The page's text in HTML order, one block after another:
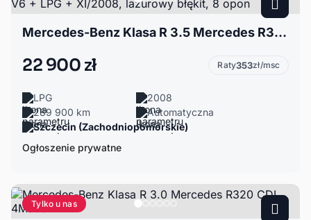
Mercedes-Benz Klasa R 3.5 Mercedes R350 4MATIC V6 + LPG + XI/2008, lazurowy błękit, 8 opon
22 900 zł Raty353zł/msc
LPG
2008
289 900 km
Automatyczna
Szczecin (Zachodniopomorskie)
Ogłoszenie prywatne
Tylko u nas